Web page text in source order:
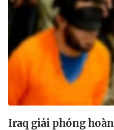
Iraq giải phóng